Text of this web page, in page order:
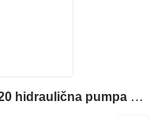
Komatsu DE610261 708-27-1120 hidraulična pumpa za bagera